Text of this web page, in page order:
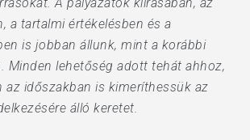
a tartalmi értékelésben és a
is jobban állunk, mint a korábbi
Minden lehetőség adott tehát ahhoz,
az időszakban is kimeríthessük az
álló keretet.